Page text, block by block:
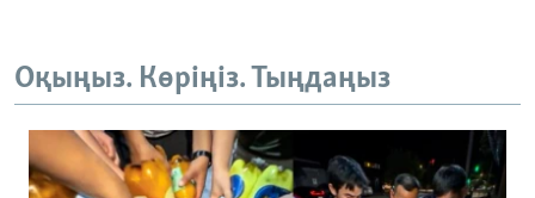
Оқыңыз. Көріңіз. Тыңдаңыз